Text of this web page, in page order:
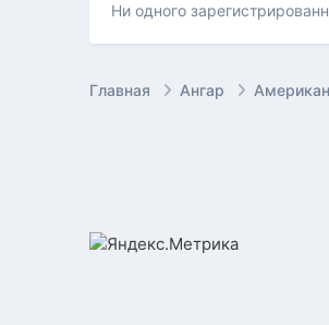
Ни одного
Главная Ангар